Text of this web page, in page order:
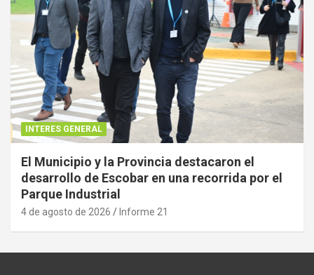
INTERES GENERAL
El Municipio y la Provincia destacaron el
desarrollo de Escobar en una recorrida por el
Parque Industrial
4 de agosto de 2026 Informe 21